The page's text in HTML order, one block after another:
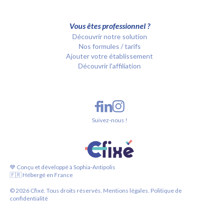
Vous êtes professionnel ?
Découvrir notre solution
Nos formules / tarifs
Ajouter votre établissement
Découvrir l'affiliation
💙 Conçu et développé à Sophia-Antipolis
🇫🇷 Hébergé en France
©2026 Cfixé. Tous droits réservés. Mentions légales. Politique de
confidentialité
Suivez-nous !